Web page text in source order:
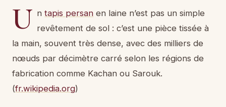
U ntapis persan en laine n’est pas un simple
revêtement de sol : c’est une pièce tissée à
la main, souvent très dense, avec des milliers de
nœuds par décimètre carré selon les régions de
fabrication comme Kachan ou Sarouk.
(fr.wikipedia.org)